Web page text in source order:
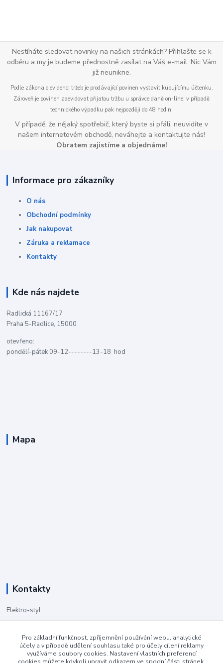
Nestíháte sledovat novinky na našich stránkách? Přihlašte se k
odběru a my je budeme přednostně zasílat na Váš e-mail. Nic Vám
již neunikne.
Podle zákona o evidenci tržeb je prodávající povinen vystavit kupujícímu účtenku.
Zároveň je povinen zaevidovat přijatou tržbu u správce daně on-line; v případě
technického výpadku pak nejpozději do 48 hodin.
V případě, že nějaký spotřebič, který byste si přáli, neuvidíte v
našem internetovém obchodě, neváhejte a kontaktujte nás!
Obratem zajistíme a objednáme!
Informace pro zákazníky
O nás
Obchodní podmínky
Jak nakupovat
Záruka a reklamace
Kontakty
Kde nás najdete
Radlická 11167/17
Praha 5-Radlice, 15000
otevřeno:
pondělí-pátek 09-12--------13-18 hod
Mapa
Kontakty
Elektro-styl
251 555 678, 608 028 926
(po-pá 9-18)
Pro základní funkčnost, zpříjemnění používání webu, analytické
účely a v případě udělení souhlasu také pro účely cílení reklamy
využíváme soubory cookies. Nastavení vlastních preferencí